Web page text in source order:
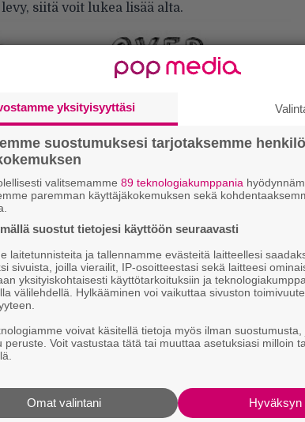
siitä voit lukea lisää alta.
tiedät mistä kahvitauolla puhutaan! Nappaa
suoraan sähköpostiin tästä.
yksityisyyttäsi
suostumuksesi tarjotaksemme
valitsemamme 89 teknologiakumppania
paremman käyttäjäkokemuksen sekä
suostut tietojesi käyttöön seuraavasti
laitetunnisteita ja tallennamme evästeitä laitteellesi
sivuista, joilla vierailit, IP-osoitteestasi sekä laitteesi
yksityiskohtaisesti käyttötarkoituksiin ja
välilehdellä. Hylkääminen voi vaikuttaa sivuston
voivat käsitellä tietoja myös ilman suostumusta,
peruste. Voit vastustaa tätä tai muuttaa asetuksiasi milloin
Hyväksyn
Omat valintani